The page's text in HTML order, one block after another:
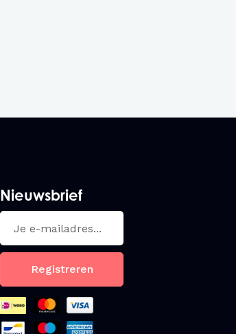
Nieuwsbrief
Registreren